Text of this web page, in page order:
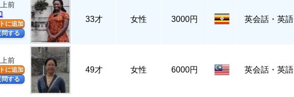
前
に追加
する
33才 女性 3000円 英会話・英語
前
に追加
する
49才 女性 6000円 英会話・英語